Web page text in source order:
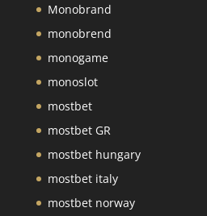
Monobrand
monobrend
monogame
monoslot
mostbet
mostbet GR
mostbet hungary
mostbet italy
mostbet norway